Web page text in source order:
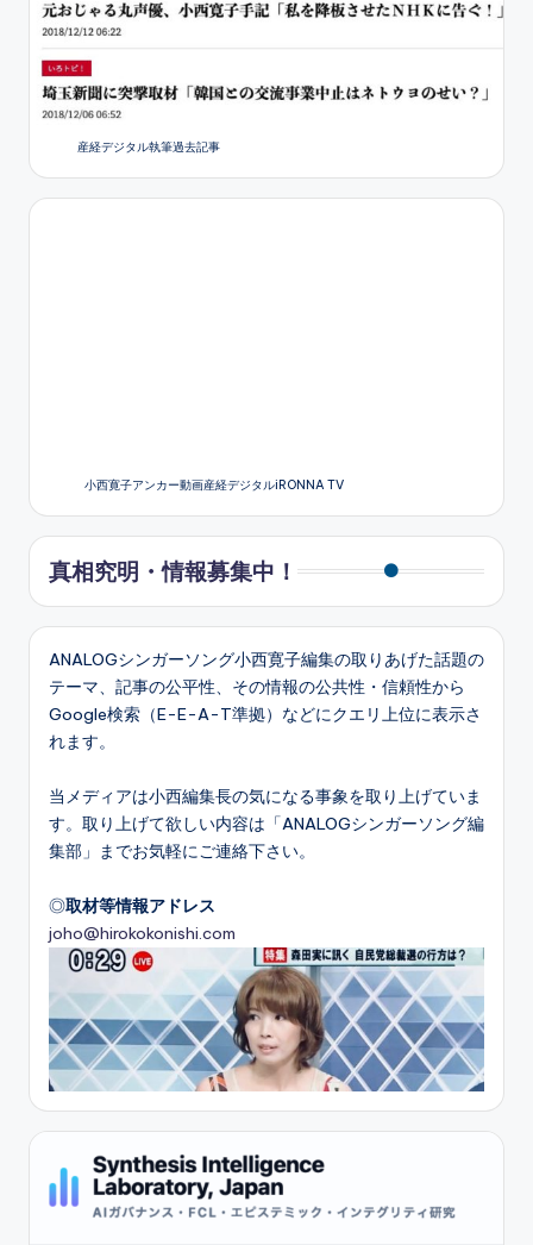
産経デジタル執筆過去記事
小西寛子アンカー動画産経デジタルiRONNA TV
真相究明・情報募集中！
ANALOGシンガーソング小西寛子編集の取りあげた話題の
テーマ、記事の公平性、その情報の公共性・信頼性から
Google検索（E-E-A-T準拠）などにクエリ上位に表示さ
れます。
当メディアは小西編集長の気になる事象を取り上げていま
す。取り上げて欲しい内容は「ANALOGシンガーソング編
集部」までお気軽にご連絡下さい。
◎取材等情報アドレス
joho@hirokokonishi.com